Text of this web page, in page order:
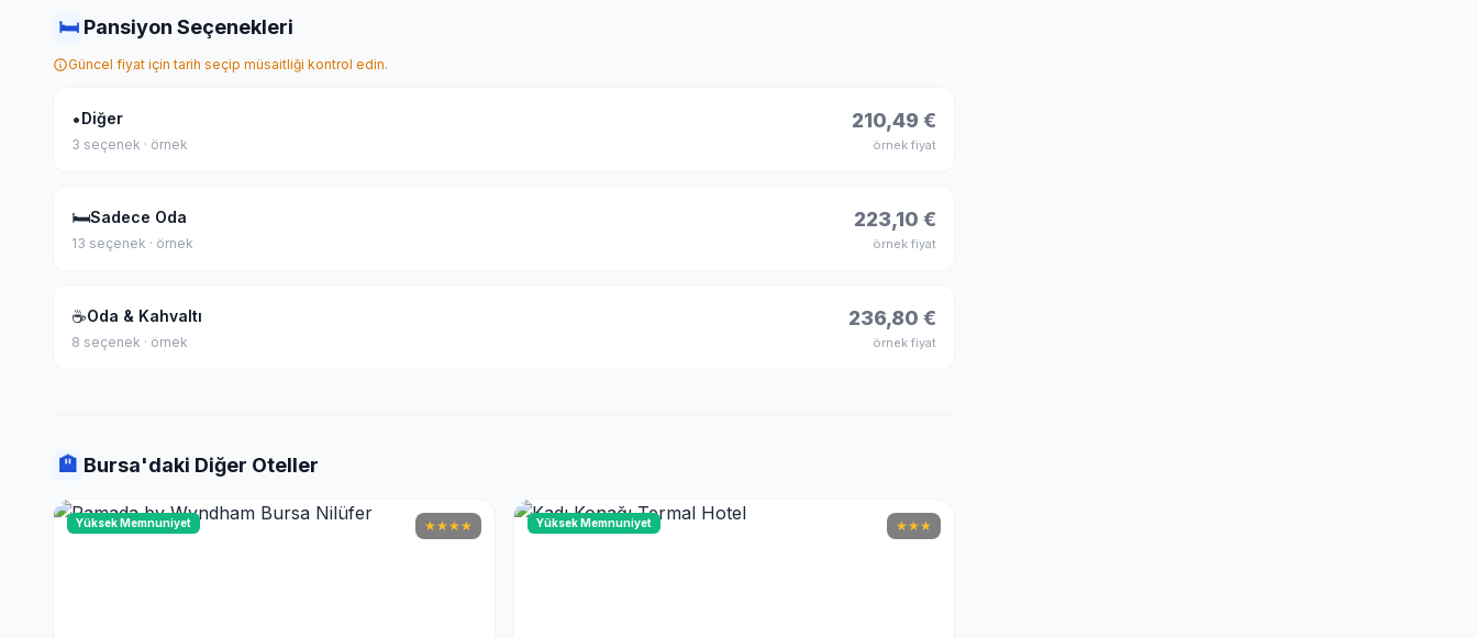
🛏 Pansiyon Seçenekleri
Güncel fiyat için tarih seçip müsaitliği kontrol edin.
•Diğer
3 seçenek · örnek
210,49 €
örnek fiyat
🛏Sadece Oda
13 seçenek · örnek
223,10 €
örnek fiyat
☕Oda & Kahvaltı
8 seçenek · örnek
236,80 €
örnek fiyat
🏨 Bursa'daki Diğer Oteller
Yüksek Memnuniyet ★★★★ Yüksek Memnuniyet ★★★